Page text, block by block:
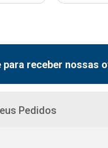
para receber nossas
Pedidos